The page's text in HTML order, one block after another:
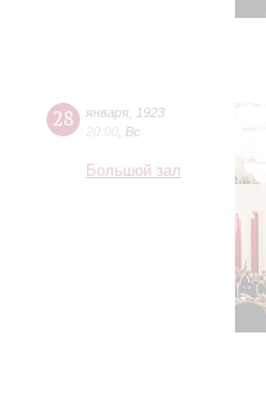
28 января
1923
20:00 Вс
Большой зал